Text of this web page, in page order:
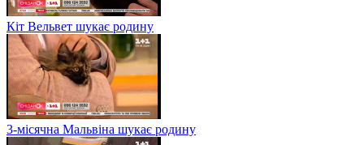
Кіт Вельвет шукає родину
3-місячна Мальвіна шукає родину